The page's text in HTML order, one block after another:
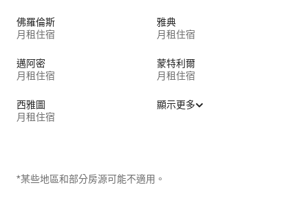
佛羅倫斯
月租住宿
雅典
月租住宿
邁阿密
月租住宿
蒙特利爾
月租住宿
西雅圖
月租住宿
顯示更多
*某些地區和部分房源可能不適用。